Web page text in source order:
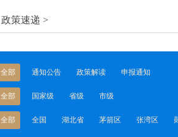
政策速递 >
全部 通知公告 政策解读 申报通知
全部 国家级 省级 市级
全部 全国 湖北省 茅箭区 张湾区